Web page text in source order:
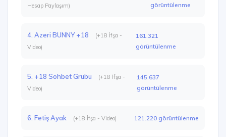
Hesap Paylaşım)
görüntülenme
4. Azeri BUNNY +18
(+18 İfşa -
Video)
161.321
görüntülenme
5. +18 Sohbet Grubu
(+18 İfşa -
Video)
145.637
görüntülenme
6. Fetiş Ayak (+18 İfşa - Video) 121.220 görüntülenme